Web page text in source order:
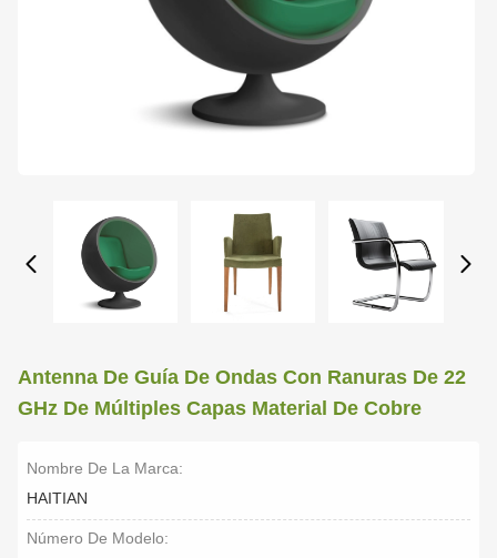
Antenna De Guía De Ondas Con Ranuras De 22
GHz De Múltiples Capas Material De Cobre
Nombre De La Marca:
HAITIAN
Número De Modelo: